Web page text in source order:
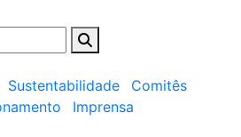
Sustentabilidade
Comitês
Imprensa